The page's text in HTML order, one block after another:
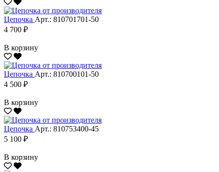
Цепочка Арт.: 810701701-50
4 700 ₽
В корзину
Цепочка Арт.: 810700101-50
4 500 ₽
В корзину
Цепочка Арт.: 810753400-45
5 100 ₽
В корзину